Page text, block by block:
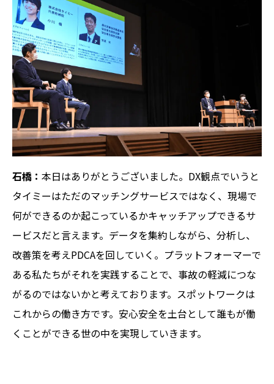
石橋： 本日はありがとうございました。DX観点でいうと
タイミーはただのマッチングサービスではなく、現場で
何ができるのか起こっているかキャッチアップできるサ
ービスだと言えます。データを集約しながら、分析し、
改善策を考えPDCAを回していく。プラットフォーマーで
ある私たちがそれを実践することで、事故の軽減につな
がるのではないかと考えております。スポットワークは
これからの働き方です。安心安全を土台として誰もが働
くことができる世の中を実現していきます。